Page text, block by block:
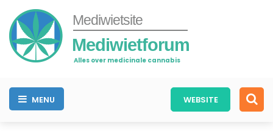
Mediwietsite
Mediwietforum
Alles over medicinale cannabis
MENU WEBSITE